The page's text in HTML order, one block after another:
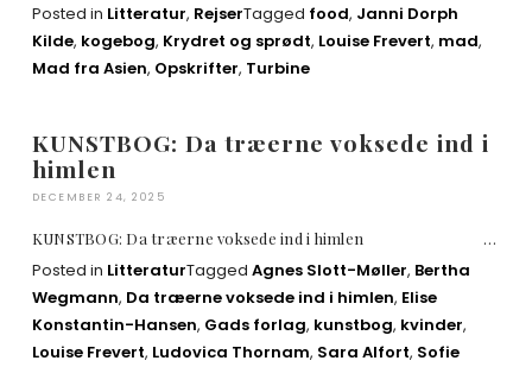
Posted in Litteratur, RejserTagged food, Janni Dorph
Kilde, kogebog, Krydret og sprødt, Louise Frevert, mad,
Mad fra Asien, Opskrifter, Turbine
KUNSTBOG: Da træerne voksede ind i
himlen
DECEMBER 24, 2025
KUNSTBOG: Da træerne voksede ind i himlen …
Posted in LitteraturTagged Agnes Slott-Møller, Bertha
Wegmann, Da træerne voksede ind i himlen, Elise
Konstantin-Hansen, Gads forlag, kunstbog, kvinder,
Louise Frevert, Ludovica Thornam, Sara Alfort, Sofie